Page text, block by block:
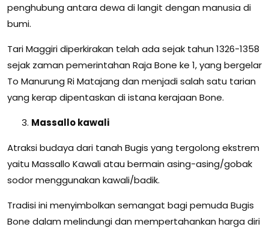
penghubung antara dewa di langit dengan manusia di
bumi.
Tari Maggiri diperkirakan telah ada sejak tahun 1326-1358
sejak zaman pemerintahan Raja Bone ke 1, yang bergelar
To Manurung Ri Matajang dan menjadi salah satu tarian
yang kerap dipentaskan di istana kerajaan Bone.
Massallo kawali
Atraksi budaya dari tanah Bugis yang tergolong ekstrem
yaitu Massallo Kawali atau bermain asing-asing/gobak
sodor menggunakan kawali/badik.
Tradisi ini menyimbolkan semangat bagi pemuda Bugis
Bone dalam melindungi dan mempertahankan harga diri